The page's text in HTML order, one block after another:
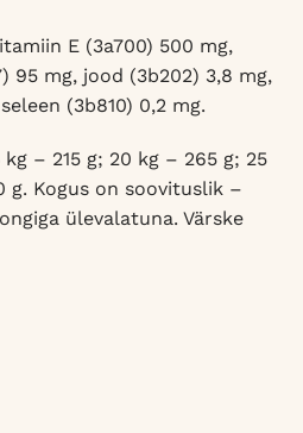
E (3a700) 500 mg,
95 mg, jood (3b202) 3,8 mg,
(3b810) 0,2 mg.
– 215 g; 20 kg – 265 g; 25
g. Kogus on soovituslik –
ülevalatuna. Värske